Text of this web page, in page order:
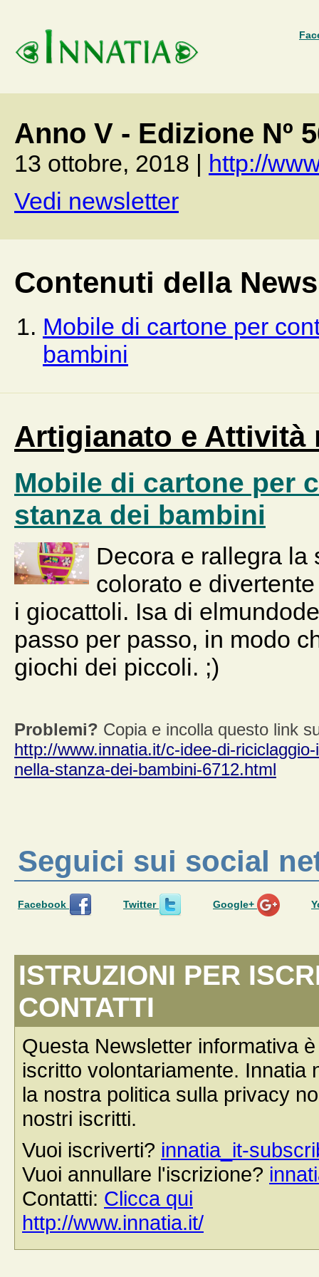
Anno V - Edizione Nº
13 ottobre, 2018 | http://
Vedi newsletter
Contenuti della
Mobile di cartone per
bambini
Artigianato e Attività
Mobile di cartone per
stanza dei bambini
Decora e rallegra la
colorato e
i giocattoli. Isa di
passo per passo, in modo
giochi dei piccoli. ;)
Problemi? Copia e incolla questo link
http://www.innatia.it/c-idee-di-
nella-stanza-dei-bambini-6712.html
Seguici sui social
Facebook Twitter Google+
ISTRUZIONI PER
CONTATTI
Questa Newsletter informativa
iscritto volontariamente. Innatia
la nostra politica sulla privacy
nostri iscritti.
Vuoi iscriverti? innatia_it-
Vuoi annullare l'iscrizione?
Contatti: Clicca qui
http://www.innatia.it/